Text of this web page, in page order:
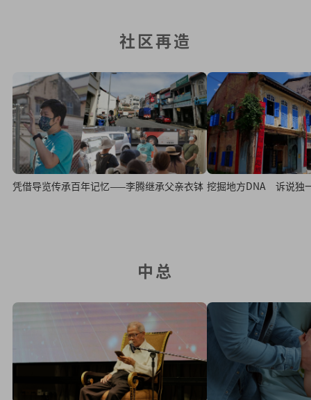
社区再造
凭借导览传承百年记忆——李腾继承父亲衣钵 挖掘地方DNA 诉说独
中总